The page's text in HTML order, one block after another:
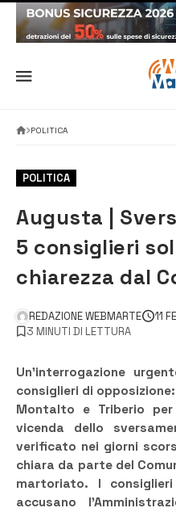
POLITICA
POLITICA
Augusta |
5 consiglieri
chiarezza dal
REDAZIONE WEBMARTE 11
3 MINUTI DI LETTURA
Un’interrogazione
consiglieri di
Montalto e Triberio
vicenda dello
verificato nei giorni
chiara da parte del
martoriato. I
accusano